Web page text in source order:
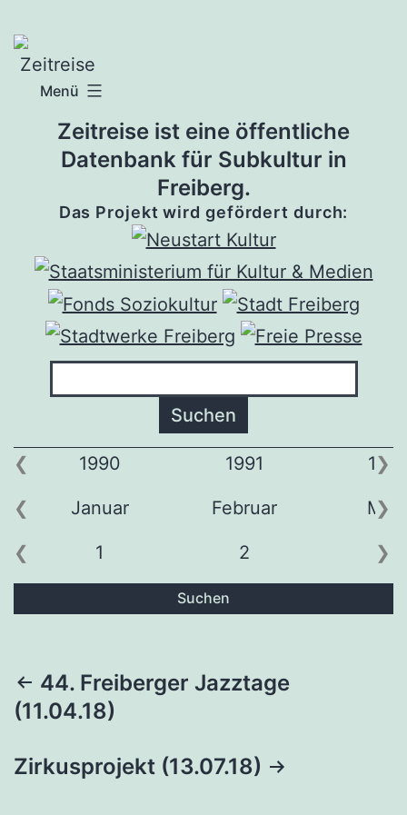
Inhalt
springen
Menü
Zeitreise ist eine öffentliche
Datenbank für Subkultur in
Freiberg.
Das Projekt wird gefördert durch:
1990 1991
Januar Februar
1 2 3
Suchen
Beitragsnavigation
44. Freiberger Jazztage
(11.04.18)
Zirkusprojekt (13.07.18)